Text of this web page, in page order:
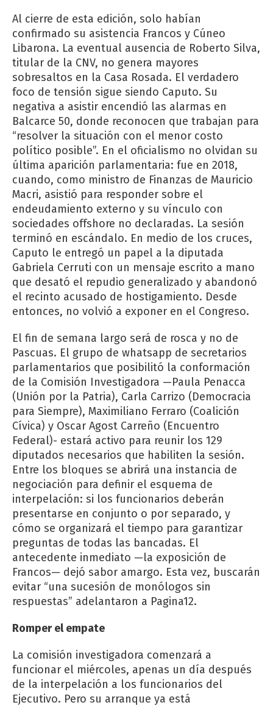
Al cierre de esta edición, solo habían
confirmado su asistencia Francos y Cúneo
Libarona. La eventual ausencia de Roberto Silva,
titular de la CNV, no genera mayores
sobresaltos en la Casa Rosada. El verdadero
foco de tensión sigue siendo Caputo. Su
negativa a asistir encendió las alarmas en
Balcarce 50, donde reconocen que trabajan para
“resolver la situación con el menor costo
político posible”. En el oficialismo no olvidan su
última aparición parlamentaria: fue en 2018,
cuando, como ministro de Finanzas de Mauricio
Macri, asistió para responder sobre el
endeudamiento externo y su vínculo con
sociedades offshore no declaradas. La sesión
terminó en escándalo. En medio de los cruces,
Caputo le entregó un papel a la diputada
Gabriela Cerruti con un mensaje escrito a mano
que desató el repudio generalizado y abandonó
el recinto acusado de hostigamiento. Desde
entonces, no volvió a exponer en el Congreso.
El fin de semana largo será de rosca y no de
Pascuas. El grupo de whatsapp de secretarios
parlamentarios que posibilitó la conformación
de la Comisión Investigadora —Paula Penacca
(Unión por la Patria), Carla Carrizo (Democracia
para Siempre), Maximiliano Ferraro (Coalición
Cívica) y Oscar Agost Carreño (Encuentro
Federal)- estará activo para reunir los 129
diputados necesarios que habiliten la sesión.
Entre los bloques se abrirá una instancia de
negociación para definir el esquema de
interpelación: si los funcionarios deberán
presentarse en conjunto o por separado, y
cómo se organizará el tiempo para garantizar
preguntas de todas las bancadas. El
antecedente inmediato —la exposición de
Francos— dejó sabor amargo. Esta vez, buscarán
evitar “una sucesión de monólogos sin
respuestas” adelantaron a Pagina12.
Romper el empate
La comisión investigadora comenzará a
funcionar el miércoles, apenas un día después
de la interpelación a los funcionarios del
Ejecutivo. Pero su arranque ya está